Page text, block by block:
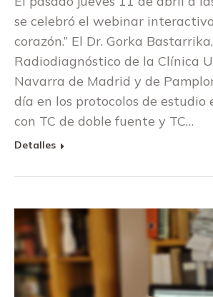
se celebró el webinar
corazón.” El Dr. Gorka
Radiodiagnóstico de la Clínica
Navarra de Madrid y de
día en los protocolos de estudio
con TC de doble fuente y TC…
Detalles